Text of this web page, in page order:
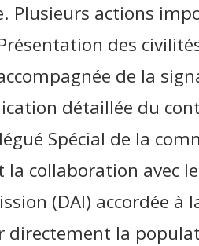
Plusieurs actions
des
de la
détaillée du
Spécial de la
la collaboration avec
(DAI) accordée
directement la